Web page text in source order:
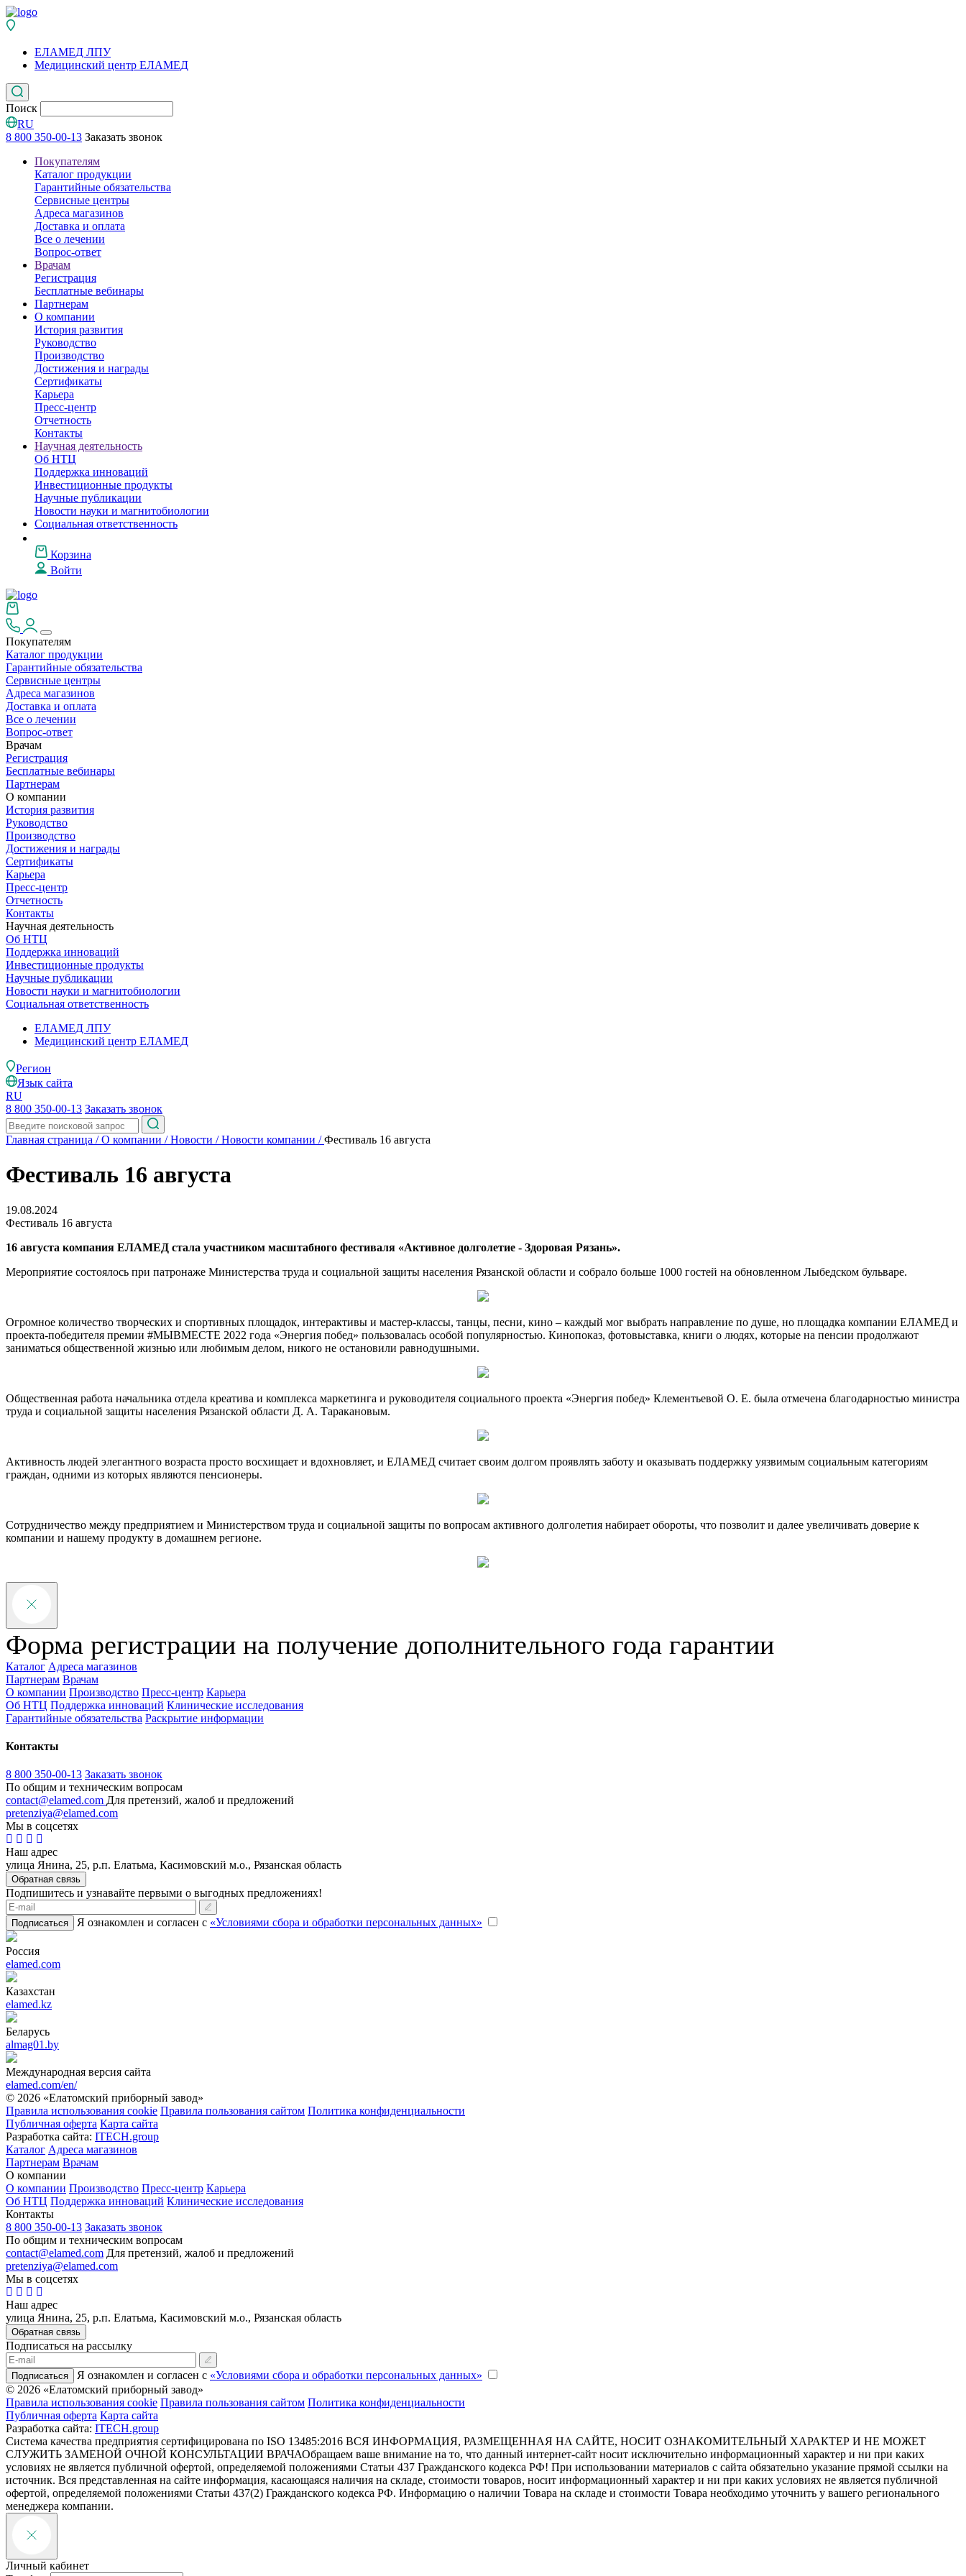
ЕЛАМЕД ЛПУ
Медицинский центр ЕЛАМЕД
Поиск
RU
8 800 350-00-13 Заказать звонок
Покупателям
Каталог продукции
Гарантийные обязательства
Сервисные центры
Адреса магазинов
Доставка и оплата
Все о лечении
Вопрос-ответ
Врачам
Регистрация
Бесплатные вебинары
Партнерам
О компании
История развития
Руководство
Производство
Достижения и награды
Сертификаты
Карьера
Пресс-центр
Отчетность
Контакты
Научная деятельность
Об НТЦ
Поддержка инноваций
Инвестиционные продукты
Научные публикации
Новости науки и магнитобиологии
Социальная ответственность
Корзина
Войти
Покупателям
Каталог продукции
Гарантийные обязательства
Сервисные центры
Адреса магазинов
Доставка и оплата
Все о лечении
Вопрос-ответ
Врачам
Регистрация
Бесплатные вебинары
Партнерам
О компании
История развития
Руководство
Производство
Достижения и награды
Сертификаты
Карьера
Пресс-центр
Отчетность
Контакты
Научная деятельность
Об НТЦ
Поддержка инноваций
Инвестиционные продукты
Научные публикации
Новости науки и магнитобиологии
Социальная ответственность
ЕЛАМЕД ЛПУ
Медицинский центр ЕЛАМЕД
Регион
Язык сайта
RU
8 800 350-00-13 Заказать звонок
Главная страница /О компании /Новости /Новости компании /Фестиваль 16 августа
Фестиваль 16 августа
19.08.2024
Фестиваль 16 августа
16 августа компания ЕЛАМЕД стала участником масштабного фестиваля «Активное долголетие - Здоровая Рязань».
Мероприятие состоялось при патронаже Министерства труда и социальной защиты населения Рязанской области и собрало больше 1000 гостей на обновленном Лыбедском бульваре.
Огромное количество творческих и спортивных площадок, интерактивы и мастер-классы, танцы, песни, кино – каждый мог выбрать направление по душе, но площадка компании ЕЛАМЕД и
проекта-победителя премии #МЫВМЕСТЕ 2022 года «Энергия побед» пользовалась особой популярностью. Кинопоказ, фотовыставка, книги о людях, которые на пенсии продолжают
заниматься общественной жизнью или любимым делом, никого не остановили равнодушными.
Общественная работа начальника отдела креатива и комплекса маркетинга и руководителя социального проекта «Энергия побед» Клементьевой О. Е. была отмечена благодарностью министра
труда и социальной защиты населения Рязанской области Д. А. Таракановым.
Активность людей элегантного возраста просто восхищает и вдохновляет, и ЕЛАМЕД считает своим долгом проявлять заботу и оказывать поддержку уязвимым социальным категориям
граждан, одними из которых являются пенсионеры.
Сотрудничество между предприятием и Министерством труда и социальной защиты по вопросам активного долголетия набирает обороты, что позволит и далее увеличивать доверие к
компании и нашему продукту в домашнем регионе.
Форма регистрации на получение дополнительного года гарантии
Каталог Адреса магазинов
Партнерам Врачам
О компании Производство Пресс-центр Карьера
Об НТЦ Поддержка инноваций Клинические исследования
Гарантийные обязательства Раскрытие информации
Контакты
8 800 350-00-13 Заказать звонок
По общим и техническим вопросам
contact@elamed.com Для претензий, жалоб и предложений
pretenziya@elamed.com
Мы в соцсетях
Наш адрес
улица Янина, 25, р.п. Елатьма, Касимовский м.о., Рязанская область
Обратная связь
Подпишитесь и узнавайте первыми о выгодных предложениях!
Подписаться Я ознакомлен и согласен с «Условиями сбора и обработки персональных данных»
Россия
elamed.com
Казахстан
elamed.kz
Беларусь
almag01.by
Международная версия сайта
elamed.com/en/
© 2026 «Елатомский приборный завод»
Правила использования cookie Правила пользования сайтом Политика конфиденциальности
Публичная оферта Карта сайта
Разработка сайта: ITECH.group
Каталог Адреса магазинов
Партнерам Врачам
О компании
О компании Производство Пресс-центр Карьера
Об НТЦ Поддержка инноваций Клинические исследования
Контакты
8 800 350-00-13 Заказать звонок
По общим и техническим вопросам
contact@elamed.com Для претензий, жалоб и предложений
pretenziya@elamed.com
Мы в соцсетях
Наш адрес
улица Янина, 25, р.п. Елатьма, Касимовский м.о., Рязанская область
Обратная связь
Подписаться на рассылку
Подписаться Я ознакомлен и согласен с «Условиями сбора и обработки персональных данных»
© 2026 «Елатомский приборный завод»
Правила использования cookie Правила пользования сайтом Политика конфиденциальности
Публичная оферта Карта сайта
Разработка сайта: ITECH.group
Система качества предприятия сертифицирована по ISO 13485:2016 ВСЯ ИНФОРМАЦИЯ, РАЗМЕЩЕННАЯ НА САЙТЕ, НОСИТ ОЗНАКОМИТЕЛЬНЫЙ ХАРАКТЕР И НЕ МОЖЕТ
СЛУЖИТЬ ЗАМЕНОЙ ОЧНОЙ КОНСУЛЬТАЦИИ ВРАЧАОбращаем ваше внимание на то, что данный интернет-сайт носит исключительно информационный характер и ни при каких
условиях не является публичной офертой, определяемой положениями Статьи 437 Гражданского кодекса РФ! При использовании материалов с сайта обязательно указание прямой ссылки на
источник. Вся представленная на сайте информация, касающаяся наличия на складе, стоимости товаров, носит информационный характер и ни при каких условиях не является публичной
офертой, определяемой положениями Статьи 437(2) Гражданского кодекса РФ. Информацию о наличии Товара на складе и стоимости Товара необходимо уточнить у вашего регионального
менеджера компании.
Личный кабинет